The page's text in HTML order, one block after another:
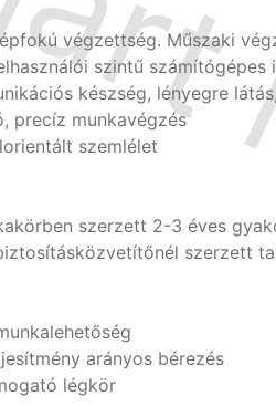
végzettség. Műszaki
szintű számítógépes
készség, lényegre
precíz munkavégzés
szemlélet
szerzett 2-3 éves
szerzett
arányos bérezés
légkör